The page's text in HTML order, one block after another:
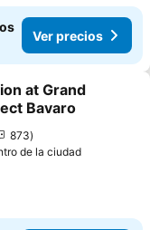
Ver precios
favoritos
at Grand
Bavaro
873
de la ciudad